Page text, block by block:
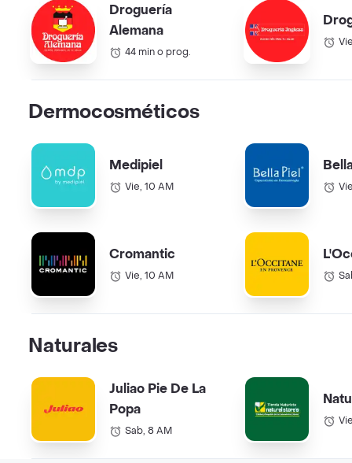
Droguería
Alemana
44 min o prog.
Dermocosméticos
Medipiel
Vie, 10 AM
Cromantic
Vie, 10 AM
Naturales
Juliao Pie De La
Popa
Sab, 8 AM